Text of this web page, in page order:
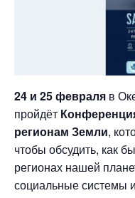
24 и 25 февраля в
пройдёт
регионам Земли,
чтобы обсудить, как
регионах нашей
социальные системы